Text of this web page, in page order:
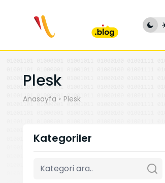
Plesk
Anasayfa Plesk
Kategoriler